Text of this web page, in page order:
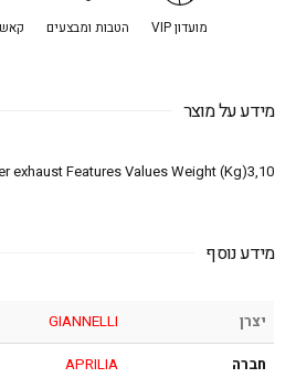
מועדון VIP הטבות ומבצעים
מידע על מוצר
exhaust Features Values Weight (Kg)3,10
מידע נוסף
יצרן
GIANNELLI
חברה
APRILIA